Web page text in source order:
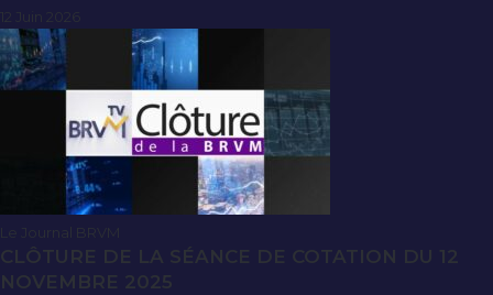
Le Journal BRVM
CLÔTURE DE LA SÉANCE DE COTATION DU 12
NOVEMBRE 2025